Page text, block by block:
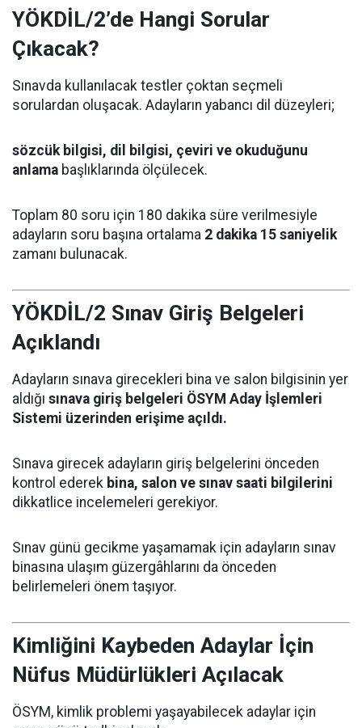
YÖKDİL/2’de Hangi Sorular
Çıkacak?
Sınavda kullanılacak testler çoktan seçmeli
sorulardan oluşacak. Adayların yabancı dil düzeyleri;
sözcük bilgisi, dil bilgisi, çeviri ve okuduğunu
anlama başlıklarında ölçülecek.
Toplam 80 soru için 180 dakika süre verilmesiyle
adayların soru başına ortalama 2 dakika 15 saniyelik
zamanı bulunacak.
YÖKDİL/2 Sınav Giriş Belgeleri
Açıklandı
Adayların sınava girecekleri bina ve salon bilgisinin yer
aldığı sınava giriş belgeleri ÖSYM Aday İşlemleri
Sistemi üzerinden erişime açıldı.
Sınava girecek adayların giriş belgelerini önceden
kontrol ederek bina, salon ve sınav saati bilgilerini
dikkatlice incelemeleri gerekiyor.
Sınav günü gecikme yaşamamak için adayların sınav
binasına ulaşım güzergâhlarını da önceden
belirlemeleri önem taşıyor.
Kimliğini Kaybeden Adaylar İçin
Nüfus Müdürlükleri Açılacak
ÖSYM, kimlik problemi yaşayabilecek adaylar için